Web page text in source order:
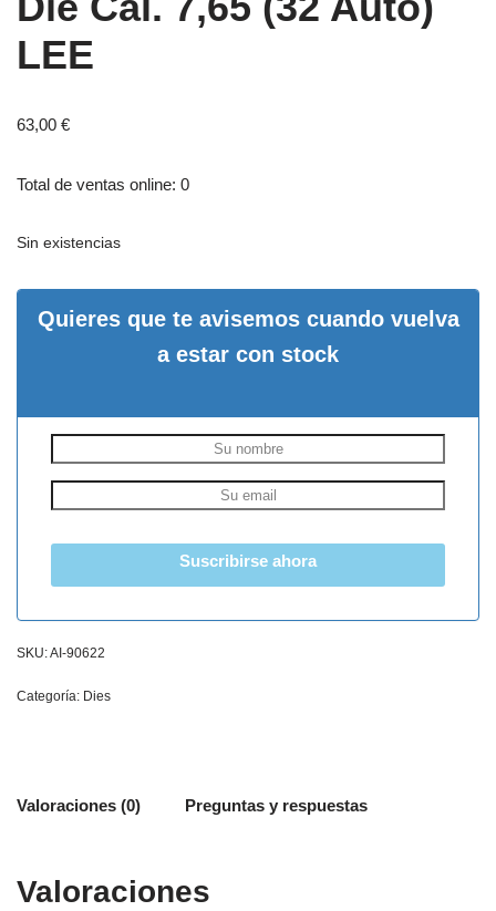
LEE
63,00 €
Total de ventas online: 0
Sin existencias
Quieres que te avisemos cuando vuelva
a estar con stock
Suscribirse ahora
SKU:AI-90622
Categoría: Dies
Valoraciones (0) Preguntas y respuestas
Valoraciones